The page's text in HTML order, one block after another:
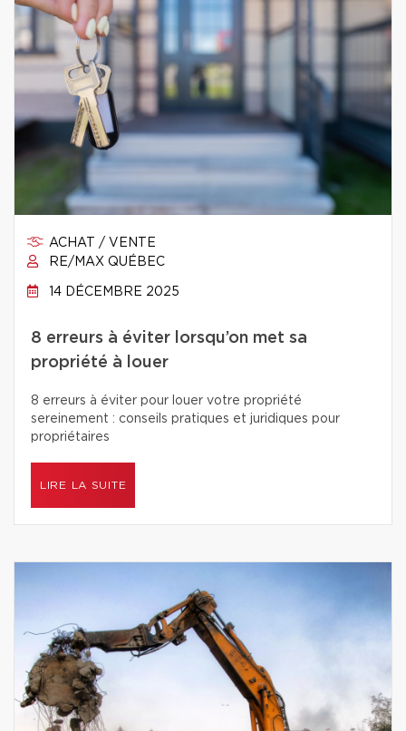
ACHAT / VENTE
RE/MAX QUÉBEC
14 DÉCEMBRE 2025
8 erreurs à éviter lorsqu’on met sa
propriété à louer
8 erreurs à éviter pour louer votre propriété
sereinement : conseils pratiques et juridiques pour
propriétaires
LIRE LA SUITE